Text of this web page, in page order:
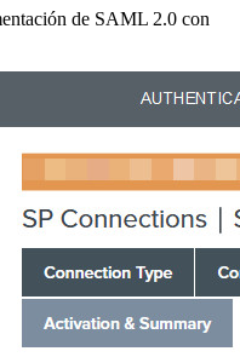
de SAML 2.0 con